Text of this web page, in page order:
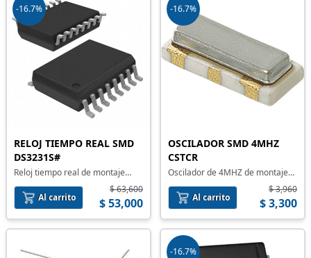
-16.7%
RELOJ TIEMPO REAL SMD
DS3231S#
Reloj tiempo real de montaje
superficial
Al carrito
$ 63,600
$ 53,000
-16.7%
OSCILADOR SMD 4MHZ
CSTCR
Oscilador de 4MHZ de montaje
superficial
Al carrito
$ 3,960
$ 3,300
-16.7%